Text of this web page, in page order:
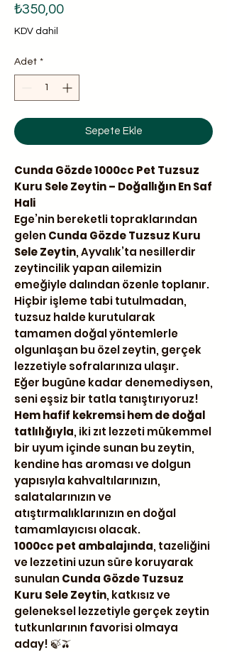
₺350,00Fiyat
KDV dahil
Adet *
Sepete Ekle
Cunda Gözde 1000cc Pet Tuzsuz
Kuru Sele Zeytin – Doğallığın En Saf
Hali
Ege’nin bereketli topraklarından
gelenCunda Gözde Tuzsuz Kuru
Sele Zeytin, Ayvalık’ta nesillerdir
zeytincilik yapan ailemizin
emeğiyle dalından özenle toplanır.
Hiçbir işleme tabi tutulmadan,
tuzsuz halde kurutularak
tamamen doğal yöntemlerle
olgunlaşan bu özel zeytin, gerçek
lezzetiyle sofralarınıza ulaşır.
Eğer bugüne kadar denemediysen,
seni eşsiz bir tatla tanıştırıyoruz!
Hem hafif kekremsi hem de doğal
tatlılığıyla, iki zıt lezzeti mükemmel
bir uyum içinde sunan bu zeytin,
kendine has aroması ve dolgun
yapısıyla kahvaltılarınızın,
salatalarınızın ve
atıştırmalıklarınızın en doğal
tamamlayıcısı olacak.
1000cc pet ambalajında, tazeliğini
ve lezzetini uzun süre koruyarak
sunulanCunda Gözde Tuzsuz
Kuru Sele Zeytin, katkısız ve
geleneksel lezzetiyle gerçek zeytin
tutkunlarının favorisi olmaya
aday! 🍃🫒